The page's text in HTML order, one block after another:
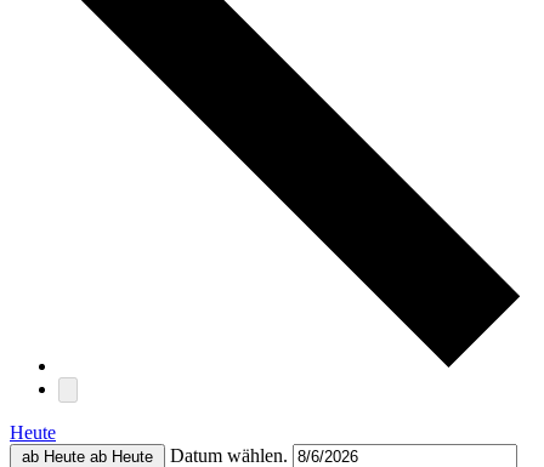
Heute
ab Heute ab Heute Datum wählen.